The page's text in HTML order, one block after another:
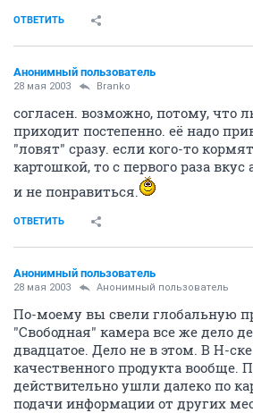
ОТВЕТИТЬ
Анонимный пользователь
28 мая 2003 Branko
согласен. возможно, потому, что
приходит постепенно. её надо
"ловят" сразу. если кого-то
картошкой, то с первого раза
и не понравиться.
ОТВЕТИТЬ
Анонимный пользователь
28 мая 2003 Анонимный пользователь
По-моему вы свели глобальную
"Свободная" камера все же дело
двадцатое. Дело не в этом. В Н-
качественного продукта вообще.
действительно ушли далеко по
подачи информации от других